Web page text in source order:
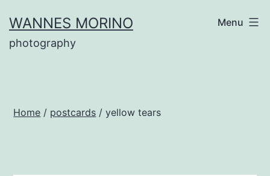
naar
de
WANNES MORINO
photography
Menu
Home / postcards / yellow tears